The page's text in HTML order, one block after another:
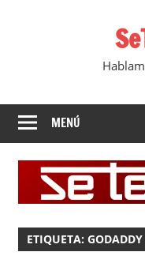
MENÚ
ETIQUETA: GODADDY